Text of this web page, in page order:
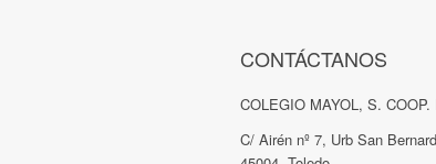
CONTÁCTANOS
COLEGIO MAYOL, S. COOP.
C/ Airén nº 7, Urb San